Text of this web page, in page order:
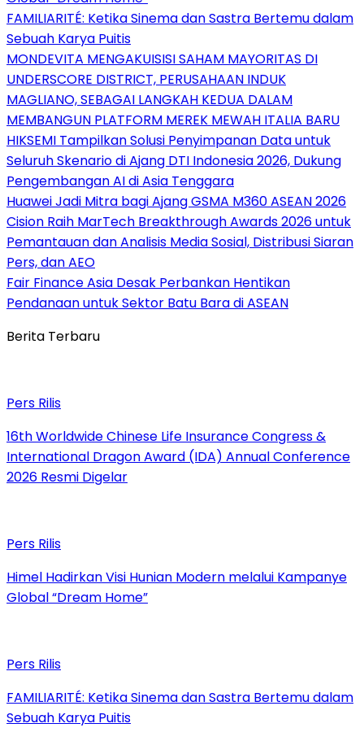
FAMILIARITÉ: Ketika Sinema dan Sastra Bertemu dalam
Sebuah Karya Puitis
MONDEVITA MENGAKUISISI SAHAM MAYORITAS DI
UNDERSCORE DISTRICT, PERUSAHAAN INDUK
MAGLIANO, SEBAGAI LANGKAH KEDUA DALAM
MEMBANGUN PLATFORM MEREK MEWAH ITALIA BARU
HIKSEMI Tampilkan Solusi Penyimpanan Data untuk
Seluruh Skenario di Ajang DTI Indonesia 2026, Dukung
Pengembangan AI di Asia Tenggara
Huawei Jadi Mitra bagi Ajang GSMA M360 ASEAN 2026
Cision Raih MarTech Breakthrough Awards 2026 untuk
Pemantauan dan Analisis Media Sosial, Distribusi Siaran
Pers, dan AEO
Fair Finance Asia Desak Perbankan Hentikan
Pendanaan untuk Sektor Batu Bara di ASEAN
Berita Terbaru
Pers Rilis
16th Worldwide Chinese Life Insurance Congress &
International Dragon Award (IDA) Annual Conference
2026 Resmi Digelar
Pers Rilis
Himel Hadirkan Visi Hunian Modern melalui Kampanye
Global “Dream Home”
Pers Rilis
FAMILIARITÉ: Ketika Sinema dan Sastra Bertemu dalam
Sebuah Karya Puitis